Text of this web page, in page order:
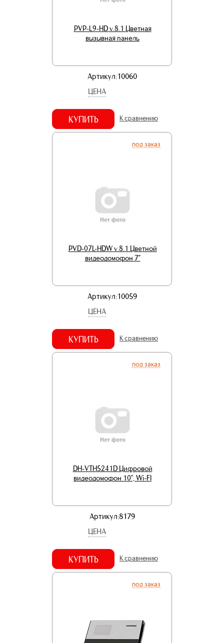
PVP-L9-HD v.8.1 Цветная
вызывная панель
Артикул:10060
ЦЕНА
КУПИТЬ К сравнению
под заказ
PVD-07L-HDW v.8.1 Цветной
видеодомофон 7"
Артикул:10059
ЦЕНА
КУПИТЬ К сравнению
под заказ
DH-VTH5241D Цифровой
видеодомофон 10", Wi-FI
Артикул:8179
ЦЕНА
КУПИТЬ К сравнению
под заказ